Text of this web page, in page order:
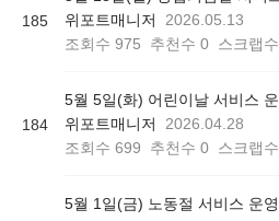
185
위포트매니저
2026.05.13
조회수 975 추천수 0 스크랩수
184
위포트매니저
2026.04.28
조회수 699 추천수 0 스크랩수